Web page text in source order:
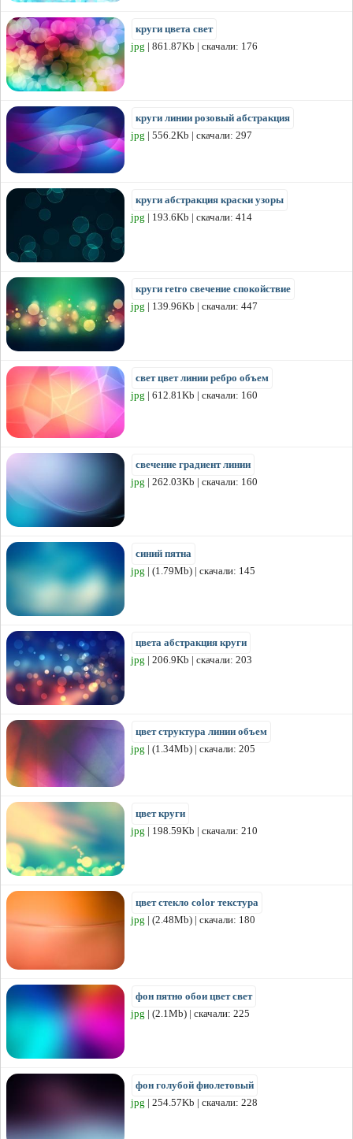
круги цвета свет
jpg | 861.87Kb | скачали: 176
круги линии розовый абстракция
jpg | 556.2Kb | скачали: 297
круги абстракция краски узоры
jpg | 193.6Kb | скачали: 414
круги retro свечение спокойствие
jpg | 139.96Kb | скачали: 447
свет цвет линии ребро объем
jpg | 612.81Kb | скачали: 160
свечение градиент линии
jpg | 262.03Kb | скачали: 160
синий пятна
jpg | (1.79Mb) | скачали: 145
цвета абстракция круги
jpg | 206.9Kb | скачали: 203
цвет структура линии объем
jpg | (1.34Mb) | скачали: 205
цвет круги
jpg | 198.59Kb | скачали: 210
цвет стекло color текстура
jpg | (2.48Mb) | скачали: 180
фон пятно обои цвет свет
jpg | (2.1Mb) | скачали: 225
фон голубой фиолетовый
jpg | 254.57Kb | скачали: 228